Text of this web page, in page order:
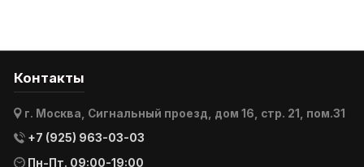
Контакты
г. Москва, Сигнальный проезд, дом 16, стр. 21, пом.31
+7 (925) 963-03-03
Пн-Пт. 09:00-19:00